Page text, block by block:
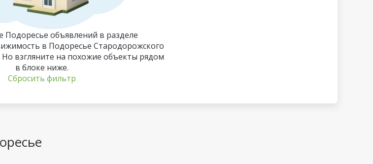
Подоресье объявлений в разделе
в Подоресье Стародорожского
взгляните на похожие объекты рядом
в блоке ниже.
Сбросить фильтр